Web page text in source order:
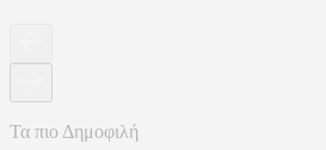
Τα πιο Δημοφιλή